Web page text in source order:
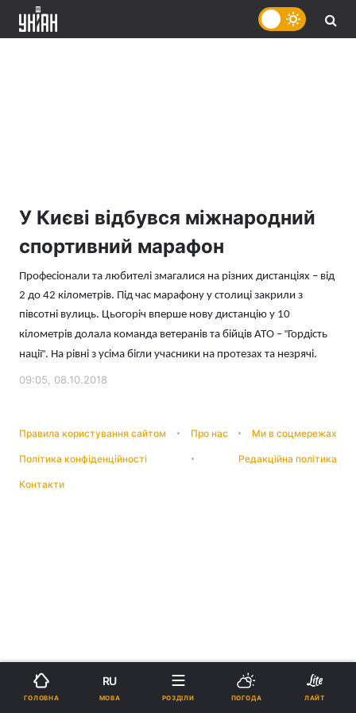
У Києві відбувся міжнародний
спортивний марафон
Професіонали та любителі змагалися на різних дистанціях – від
2 до 42 кілометрів. Під час марафону у столиці закрили з
півсотні вулиць. Цьогоріч вперше нову дистанцію у 10
кілометрів долала команда ветеранів та бійців АТО – "Гордість
нації". На рівні з усіма бігли учасники на протезах та незрячі.
09:05, 08.10.2018
Правила користування сайтом Про нас Ми в соцмережах
Політика конфіденційності Редакційна політика
Контакти
ГОЛОВНА
RU
МОВА РОЗДІЛИ ПОГОДА ЛАЙТ